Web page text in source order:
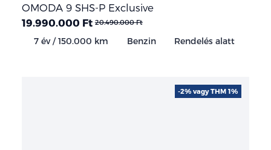
OMODA 9 SHS-P Exclusive
19.990.000 Ft 20.490.000 Ft
7 év / 150.000 km Benzin Rendelés alatt
-2% vagy THM 1%